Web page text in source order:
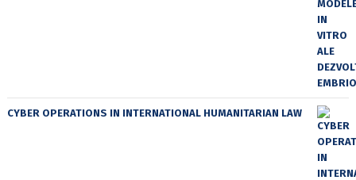
CYBER OPERATIONS IN INTERNATIONAL HUMANITARIAN LAW